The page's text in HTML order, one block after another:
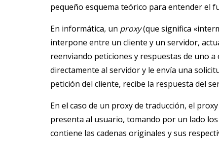
pequeño esquema teórico para entender el
En informática, un proxy(que significa
interpone entre un cliente y un servidor,
reenviando peticiones y respuestas de uno
directamente al servidor y le envía una
petición del cliente, recibe la respuesta del
En el caso de un proxy de traducción, el
presenta al usuario, tomando por un lado los
contiene las cadenas originales y sus